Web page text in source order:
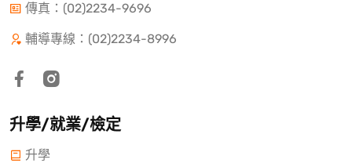
傳真：(02)2234-9696
輔導專線：(02)2234-8996
升學/就業/檢定
升學